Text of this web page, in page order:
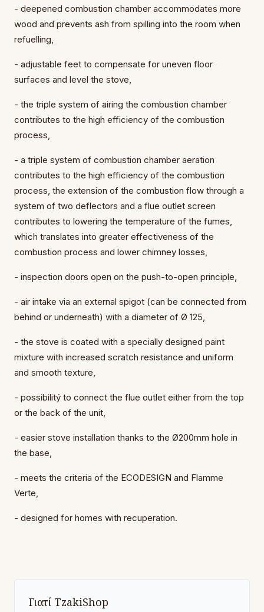
- deepened combustion chamber accommodates more
wood and prevents ash from spilling into the room when
refuelling,
- adjustable feet to compensate for uneven floor
surfaces and level the stove,
- the triple system of airing the combustion chamber
contributes to the high efficiency of the combustion
process,
- a triple system of combustion chamber aeration
contributes to the high efficiency of the combustion
process, the extension of the combustion flow through a
system of two deflectors and a flue outlet screen
contributes to lowering the temperature of the fumes,
which translates into greater effectiveness of the
combustion process and lower chimney losses,
- inspection doors open on the push-to-open principle,
- air intake via an external spigot (can be connected from
behind or underneath) with a diameter of Ø 125,
- the stove is coated with a specially designed paint
mixture with increased scratch resistance and uniform
and smooth texture,
- possibilitý to connect the flue outlet either from the top
or the back of the unit,
- easier stove installation thanks to the Ø200mm hole in
the base,
- meets the criteria of the ECODESIGN and Flamme
Verte,
- designed for homes with recuperation.
Γιατί TzakiShop